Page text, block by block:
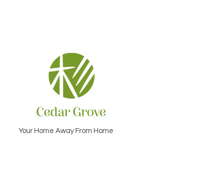
Your Home Away From Home